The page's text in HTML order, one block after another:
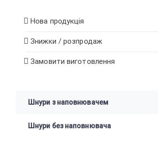
Нова продукція
Знижки / розпродаж
Замовити виготовлення
Шнури з наповнювачем
Шнури без наповнювача